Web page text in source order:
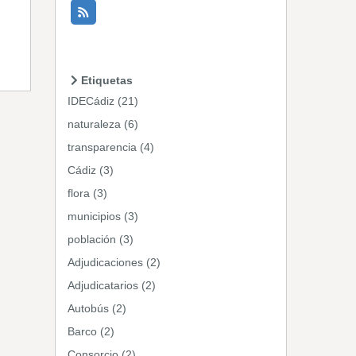
Etiquetas
IDECádiz (21)
naturaleza (6)
transparencia (4)
Cádiz (3)
flora (3)
municipios (3)
población (3)
Adjudicaciones (2)
Adjudicatarios (2)
Autobús (2)
Barco (2)